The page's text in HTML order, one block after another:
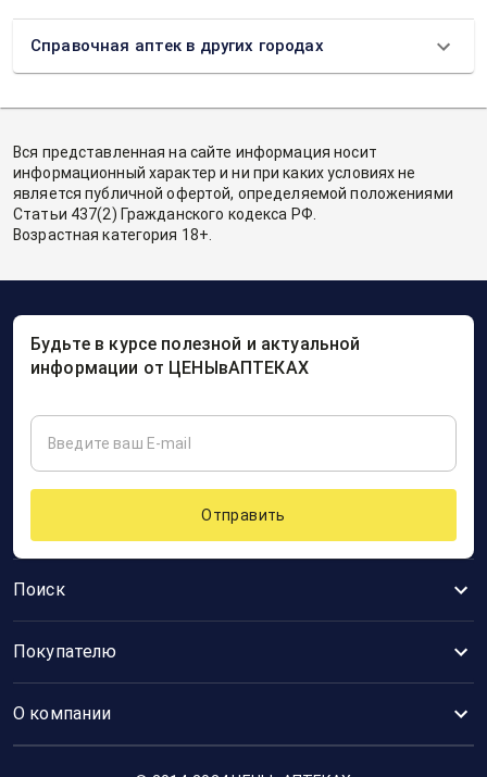
Справочная аптек в других городах
Вся представленная на сайте информация носит
информационный характер и ни при каких условиях не
является публичной офертой, определяемой положениями
Статьи 437(2) Гражданского кодекса РФ.
Возрастная категория 18+.
Поиск
Покупателю
О компании
Будьте в курсе полезной и актуальной
информации от ЦЕНЫвАПТЕКАХ
Отправить